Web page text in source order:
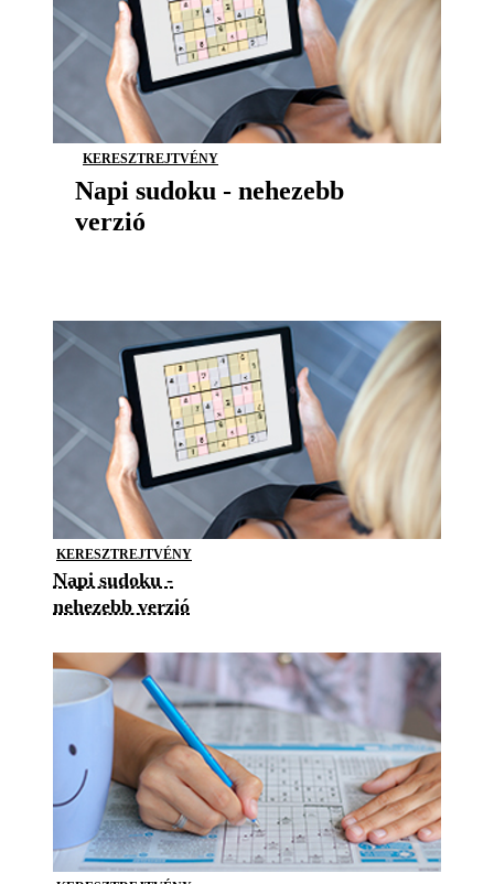
KERESZTREJTVÉNY
Napi sudoku - nehezebb
verzió
KERESZTREJTVÉNY
Napi sudoku -
nehezebb verzió